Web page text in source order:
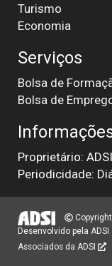
Turismo
Economia
Serviços
Bolsa de
Bolsa de
Proprietário: ADSI
Periodicidade:
Desenvolvido pela ADSI
Associados da ADSI